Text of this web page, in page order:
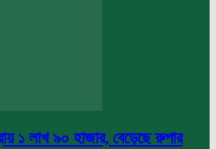
১ লাখ ৯০ হাজার, বেড়েছে রুপার